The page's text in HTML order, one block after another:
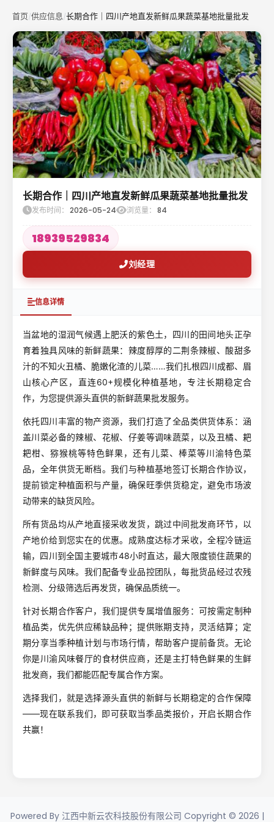
首页/供应信息/长期合作｜四川产地直发新鲜瓜果蔬菜基地批量批发
长期合作｜四川产地直发新鲜瓜果蔬菜基地批量批发
发布时间： 2026-05-24 浏览量： 84
18939529834
刘经理
信息详情
当盆地的湿润气候遇上肥沃的紫色土，四川的田间地头正孕
育着独具风味的新鲜蔬果：辣度醇厚的二荆条辣椒、酸甜多
汁的不知火丑橘、脆嫩化渣的儿菜……我们扎根四川成都、眉
山核心产区，直连60+规模化种植基地，专注长期稳定合
作，为您提供源头直供的新鲜蔬果批发服务。
依托四川丰富的物产资源，我们打造了全品类供货体系：涵
盖川菜必备的辣椒、花椒、仔姜等调味蔬菜，以及丑橘、耙
耙柑、猕猴桃等特色鲜果，还有儿菜、棒菜等川渝特色菜
品，全年供货无断档。我们与种植基地签订长期合作协议，
提前锁定种植面积与产量，确保旺季供货稳定，避免市场波
动带来的缺货风险。
所有货品均从产地直接采收发货，跳过中间批发商环节，以
产地价给到您实在的优惠。成熟度达标才采收，全程冷链运
输，四川到全国主要城市48小时直达，最大限度锁住蔬果的
新鲜度与风味。我们配备专业品控团队，每批货品经过农残
检测、分级筛选后再发货，确保品质统一。
针对长期合作客户，我们提供专属增值服务：可按需定制种
植品类，优先供应稀缺品种；提供账期支持，灵活结算；定
期分享当季种植计划与市场行情，帮助客户提前备货。无论
你是川渝风味餐厅的食材供应商，还是主打特色鲜果的生鲜
批发商，我们都能匹配专属合作方案。
选择我们，就是选择源头直供的新鲜与长期稳定的合作保障
——现在联系我们，即可获取当季品类报价，开启长期合作
共赢！
Powered By 江西中新云农科技股份有限公司 Copyright © 2026 |